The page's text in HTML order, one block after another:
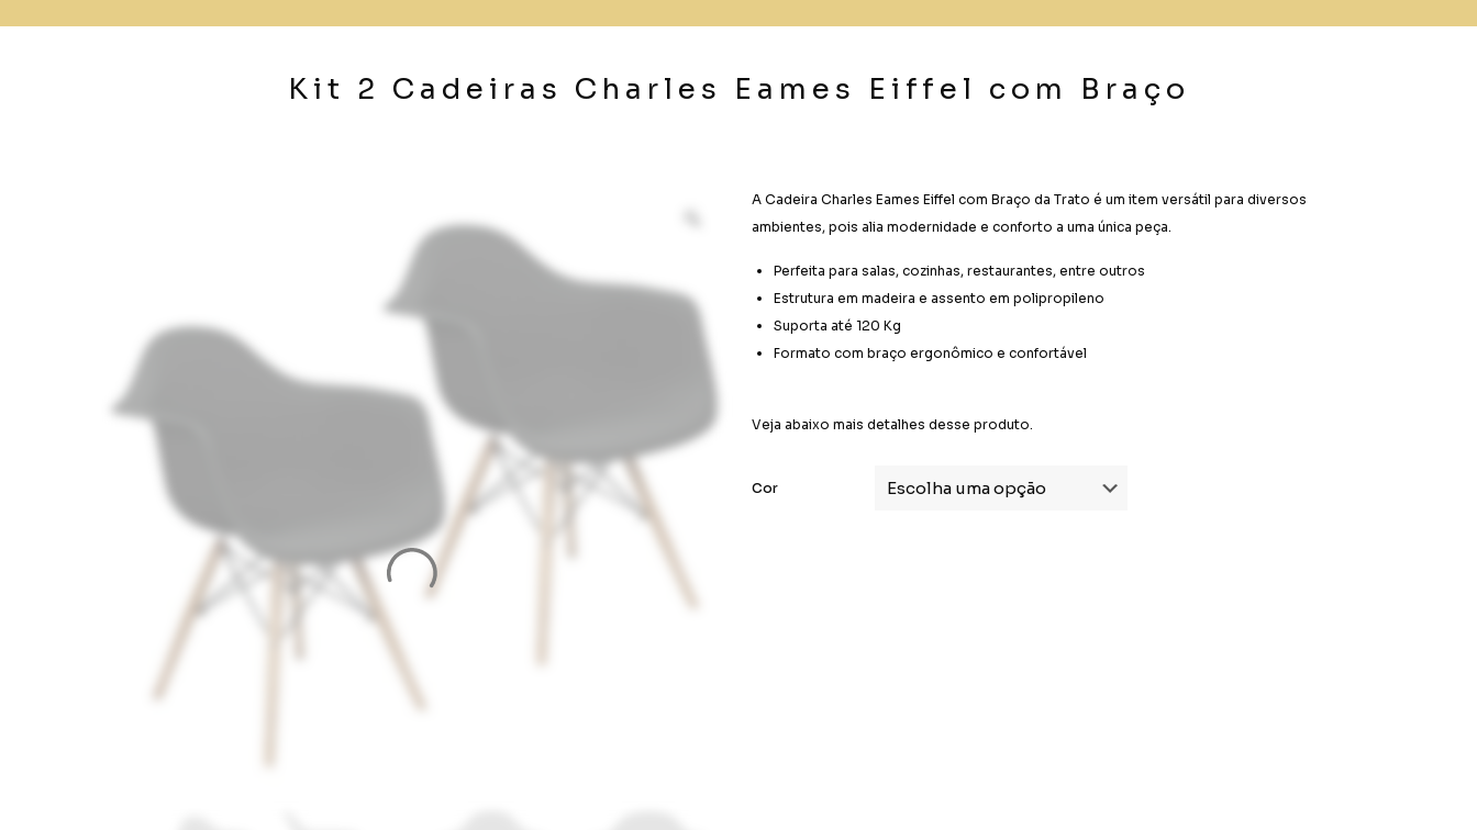
Kit 2 Cadeiras Charles Eames Eiffel com Braço
A Cadeira Charles Eames Eiffel com Braço da Trato é um item versátil para diversos
ambientes, pois alia modernidade e conforto a uma única peça.
Perfeita para salas, cozinhas, restaurantes, entre outros
Estrutura em madeira e assento em polipropileno
Suporta até 120 Kg
Formato com braço ergonômico e confortável
Veja abaixo mais detalhes desse produto.
Cor